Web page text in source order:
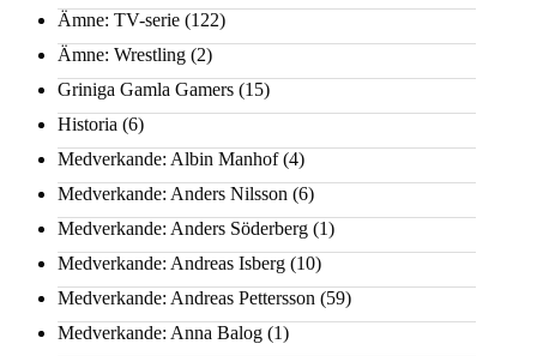
Ämne: TV-serie (122)
Ämne: Wrestling (2)
Griniga Gamla Gamers (15)
Historia (6)
Medverkande: Albin Manhof(4)
Medverkande: Anders Nilsson (6)
Medverkande: Anders Söderberg (1)
Medverkande: Andreas Isberg (10)
Medverkande: Andreas Pettersson (59)
Medverkande: Anna Balog (1)